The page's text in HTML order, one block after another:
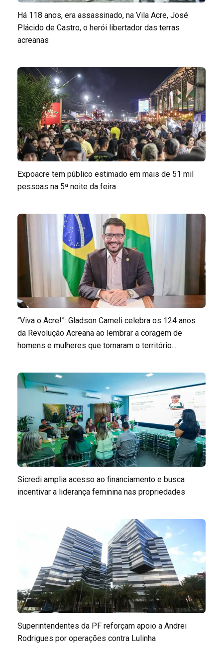
Há 118 anos, era assassinado, na Vila Acre, José
Plácido de Castro, o herói libertador das terras
acreanas
Expoacre tem público estimado em mais de 51 mil
pessoas na 5ª noite da feira
“Viva o Acre!”: Gladson Cameli celebra os 124 anos
da Revolução Acreana ao lembrar a coragem de
homens e mulheres que tornaram o território...
Sicredi amplia acesso ao financiamento e busca
incentivar a liderança feminina nas propriedades
Superintendentes da PF reforçam apoio a Andrei
Rodrigues por operações contra Lulinha